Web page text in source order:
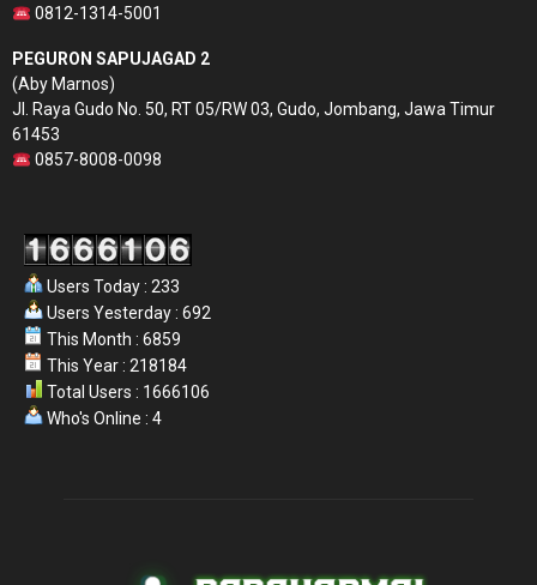
0812-1314-5001
PEGURON SAPUJAGAD 2
(Aby Marnos)
Jl. Raya Gudo No. 50, RT 05/RW 03, Gudo, Jombang, Jawa Timur
61453
0857-8008-0098
Users Today : 233
Users Yesterday : 692
This Month : 6859
This Year : 218184
Total Users : 1666106
Who's Online : 4